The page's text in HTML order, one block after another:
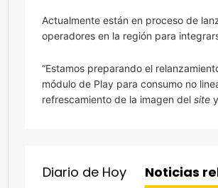
Actualmente están en proceso de
operadores en la región para
“Estamos preparando el
módulo de Play para consumo no
refrescamiento de la imagen del site
Diario de Hoy Noticias